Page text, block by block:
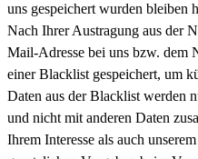
uns gespeichert wurden bleiben
Nach Ihrer Austragung aus der
Mail-Adresse bei uns bzw. dem
einer Blacklist gespeichert, um
Daten aus der Blacklist werden
und nicht mit anderen Daten
Ihrem Interesse als auch